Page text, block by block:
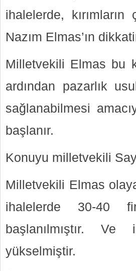
ihalelerde,
Nazım Elmas’ın
Milletvekili Elmas bu
ardından pazarlık
sağlanabilmesi
başlanır.
Konuyu milletvekili
Milletvekili Elmas
ihalelerde 30-40
başlanılmıştır. Ve
yükselmiştir.